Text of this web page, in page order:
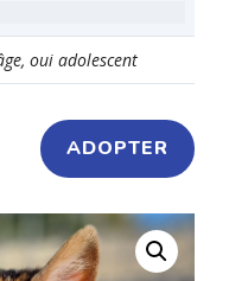
oui adolescent
ADOPTER